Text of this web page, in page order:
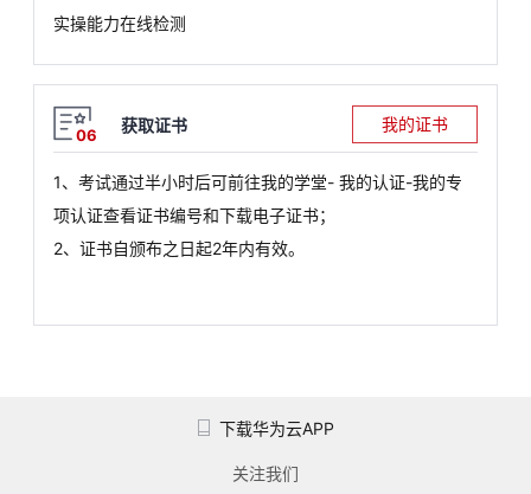
实操能力在线检测
06 获取证书 我的证书
1、考试通过半小时后可前往我的学堂- 我的认证-我的专
项认证查看证书编号和下载电子证书；
2、证书自颁布之日起2年内有效。
下载华为云APP
关注我们